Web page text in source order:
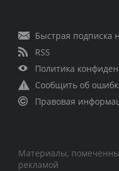
Быстрая подписка
RSS
Политика
Сообщить об
Правовая
Материалы,
рекламой